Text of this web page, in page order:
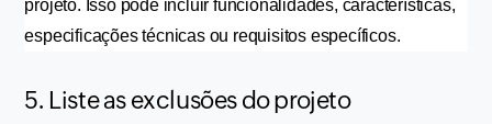
projeto. Isso pode incluir funcionalidades, características,
especificações técnicas ou requisitos específicos.
5. Liste as exclusões do projeto